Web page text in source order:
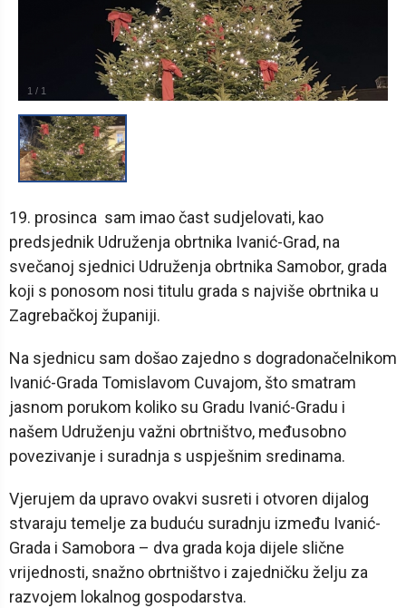
1 / 1
19. prosinca sam imao čast sudjelovati, kao
predsjednik Udruženja obrtnika Ivanić-Grad, na
svečanoj sjednici Udruženja obrtnika Samobor, grada
koji s ponosom nosi titulu grada s najviše obrtnika u
Zagrebačkoj županiji.
Na sjednicu sam došao zajedno s dogradonačelnikom
Ivanić-Grada Tomislavom Cuvajom, što smatram
jasnom porukom koliko su Gradu Ivanić-Gradu i
našem Udruženju važni obrtništvo, međusobno
povezivanje i suradnja s uspješnim sredinama.
Vjerujem da upravo ovakvi susreti i otvoren dijalog
stvaraju temelje za buduću suradnju između Ivanić-
Grada i Samobora – dva grada koja dijele slične
vrijednosti, snažno obrtništvo i zajedničku želju za
razvojem lokalnog gospodarstva.